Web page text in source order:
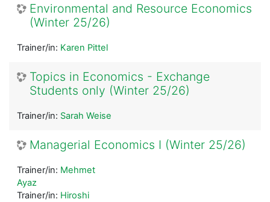
Environmental and Resource Economics
(Winter 25/26)
Trainer/in: Karen Pittel
Topics in Economics - Exchange
Students only (Winter 25/26)
Trainer/in: Sarah Weise
Managerial Economics I (Winter 25/26)
Trainer/in: Mehmet
Ayaz
Trainer/in: Hiroshi